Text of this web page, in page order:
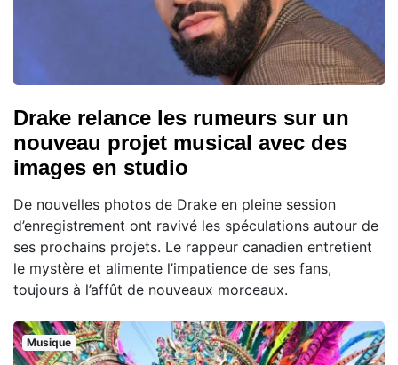
Drake relance les rumeurs sur un
nouveau projet musical avec des
images en studio
De nouvelles photos de Drake en pleine session
d’enregistrement ont ravivé les spéculations autour de
ses prochains projets. Le rappeur canadien entretient
le mystère et alimente l’impatience de ses fans,
toujours à l’affût de nouveaux morceaux.
Musique